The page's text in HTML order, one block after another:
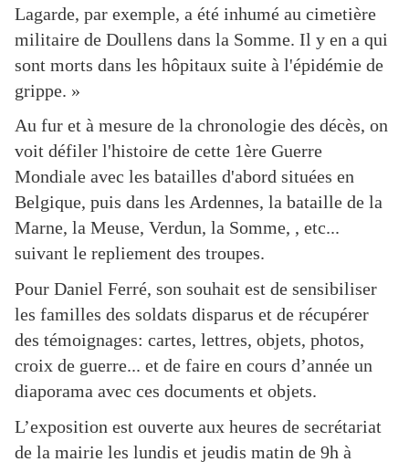
Lagarde, par exemple, a été inhumé au cimetière
militaire de Doullens dans la Somme. Il y en a qui
sont morts dans les hôpitaux suite à l'épidémie de
grippe. »
Au fur et à mesure de la chronologie des décès, on
voit défiler l'histoire de cette 1ère Guerre
Mondiale avec les batailles d'abord situées en
Belgique, puis dans les Ardennes, la bataille de la
Marne, la Meuse, Verdun, la Somme, , etc...
suivant le repliement des troupes.
Pour Daniel Ferré, son souhait est de sensibiliser
les familles des soldats disparus et de récupérer
des témoignages: cartes, lettres, objets, photos,
croix de guerre... et de faire en cours d’année un
diaporama avec ces documents et objets.
L’exposition est ouverte aux heures de secrétariat
de la mairie les lundis et jeudis matin de 9h à